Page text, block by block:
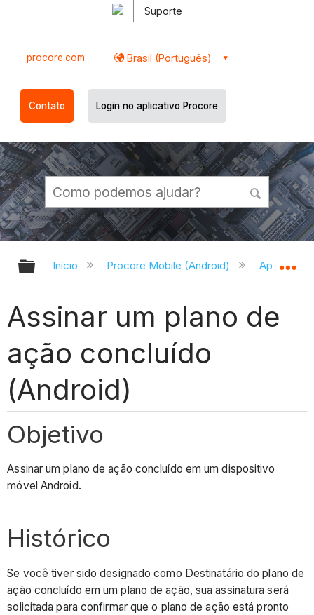
Suporte
procore.com Brasil (Português)
Contato Login no aplicativo Procore
Expandir/recolher hierarquia
Início Procore Mobile (Android) Aplicativo
Assinar um plano de
ação concluído
(Android)
Objetivo
Assinar um plano de ação concluído em um dispositivo
móvel Android.
Histórico
Se você tiver sido designado como Destinatário do plano de
ação concluído em um plano de ação, sua assinatura será
solicitada para confirmar que o plano de ação está pronto